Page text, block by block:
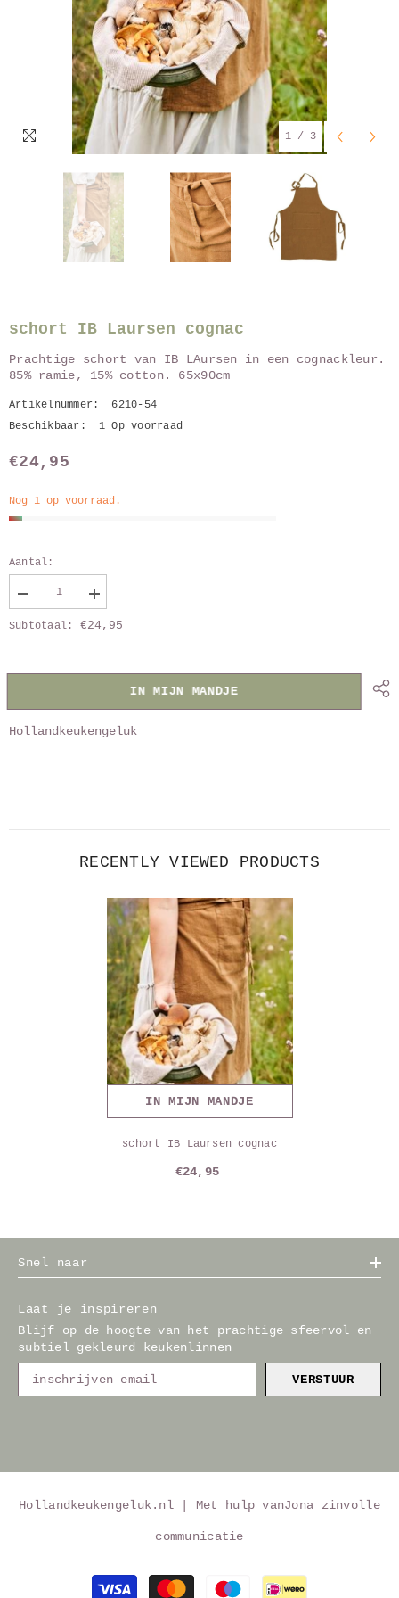
1 / 3
schort IB Laursen cognac
Prachtige schort van IB LAursen in een cognackleur.
85% ramie, 15% cotton. 65x90cm
Artikelnummer:
6210-54
Beschikbaar:
1 Op voorraad
€24,95
Nog 1 op voorraad.
Aantal:
aantal
van
Vergroot
aantal
van
Subtotaal: €24,95
IN MIJN MANDJE
Hollandkeukengeluk
RECENTLY VIEWED PRODUCTS
IN MIJN MANDJE
schort IB Laursen cognac
€24,95
Snel naar
Laat je inspireren
Blijf op de hoogte van het prachtige sfeervol en
subtiel gekleurd keukenlinnen
VERSTUUR
Hollandkeukengeluk.nl | Met hulp vanJona zinvolle
communicatie
Betaalmethoden